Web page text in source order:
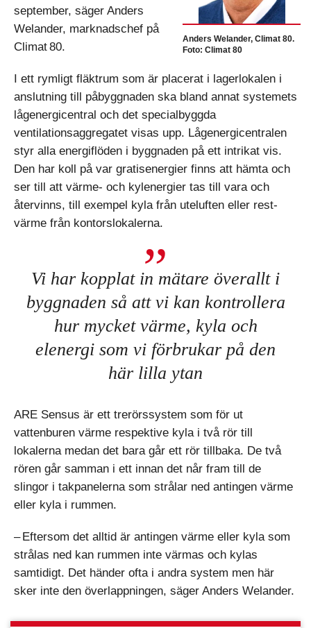
Anders Welander, Climat 80.
Foto: Climat 80
september, säger Anders
Welander, marknadschef på
Climat 80.
I ett rymligt fläktrum som är placerat i lagerlokalen i
anslutning till påbyggnaden ska bland annat systemets
lågenergicentral och det specialbyggda
ventilationsaggregatet visas upp. Lågenergicentralen
styr alla energiflöden i byggnaden på ett intrikat vis.
Den har koll på var gratisenergier finns att hämta och
ser till att värme- och kylenergier tas till vara och
återvinns, till exempel kyla från uteluften eller rest­
värme från kontorslokalerna.
Vi har kopplat in mätare överallt i
byggnaden så att vi kan kontrollera
hur mycket värme, kyla och
elenergi som vi förbrukar på den
här lilla ytan
ARE Sensus är ett trerörssystem som för ut
vattenburen värme respektive kyla i två rör till
lokalerna medan det bara går ett rör tillbaka. De två
rören går samman i ett innan det når fram till de
slingor i takpanelerna som strålar ned antingen värme
eller kyla i rummen.
– Eftersom det alltid är antingen värme eller kyla som
strålas ned kan rummen inte värmas och kylas
samtidigt. Det händer ofta i andra system men här
sker inte den överlappningen, säger Anders Welander.